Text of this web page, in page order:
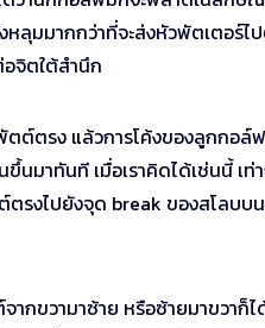
ลุมมากกว่าที่จะส่งหัวพัตเตอร์ไป
จิตใต้สำนึก
ตต์ตรง แล้วการโค้งของลูกกอ
าทันที เมื่อเราคิดได้เช่นนี้ เท่า
ตรงไปยังจุด break ของสโลบบ
ากขวามาซ้าย หรือซ้ายมาขวาก็